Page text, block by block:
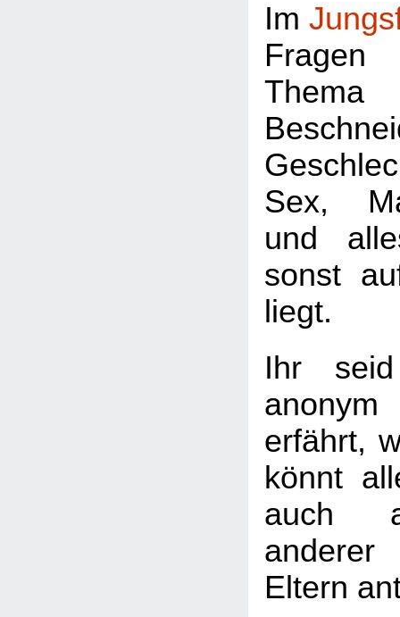
Im
Sex,
und
sonst
liegt.
Ihr
erfährt,
könnt
auch
Eltern